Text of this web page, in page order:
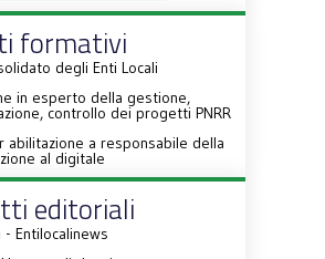
formativi
degli Enti Locali
in esperto della gestione,
controllo dei progetti PNRR
abilitazione a responsabile della
al digitale
editoriali
- Entilocalinews